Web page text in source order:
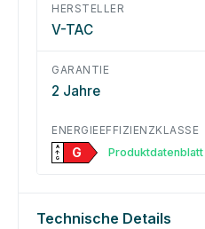
HERSTELLER
V-TAC
GARANTIE
2 Jahre
ENERGIEEFFIZIENZKLASSE
A
↑
G G Produktdatenblatt
Technische Details